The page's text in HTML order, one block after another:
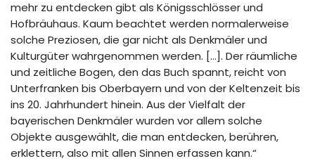
mehr zu entdecken gibt als Königsschlösser und
Hofbräuhaus. Kaum beachtet werden normalerweise
solche Preziosen, die gar nicht als Denkmäler und
Kulturgüter wahrgenommen werden. […]. Der räumliche
und zeitliche Bogen, den das Buch spannt, reicht von
Unterfranken bis Oberbayern und von der Keltenzeit bis
ins 20. Jahrhundert hinein. Aus der Vielfalt der
bayerischen Denkmäler wurden vor allem solche
Objekte ausgewählt, die man entdecken, berühren,
erklettern, also mit allen Sinnen erfassen kann.“